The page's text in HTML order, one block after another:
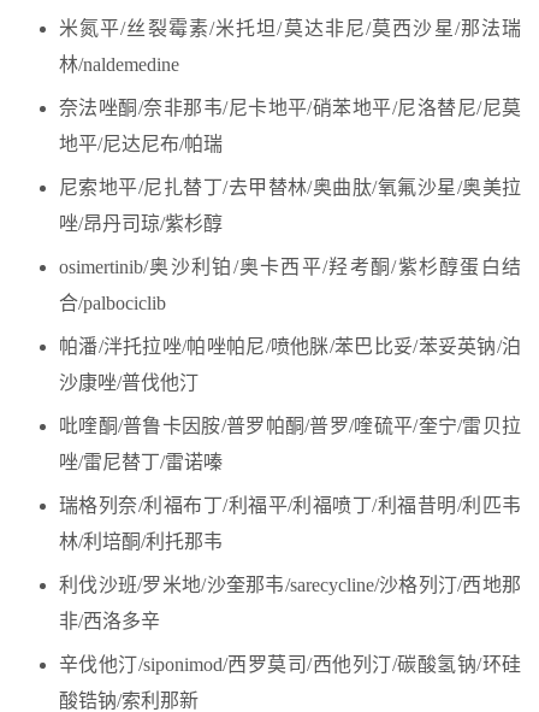
米氮平/丝裂霉素/米托坦/莫达非尼/莫西沙星/那法瑞
林/naldemedine
奈法唑酮/奈非那韦/尼卡地平/硝苯地平/尼洛替尼/尼莫
地平/尼达尼布/帕瑞
尼索地平/尼扎替丁/去甲替林/奥曲肽/氧氟沙星/奥美拉
唑/昂丹司琼/紫杉醇
osimertinib/奥沙利铂/奥卡西平/羟考酮/紫杉醇蛋白结
合/palbociclib
帕潘/泮托拉唑/帕唑帕尼/喷他脒/苯巴比妥/苯妥英钠/泊
沙康唑/普伐他汀
吡喹酮/普鲁卡因胺/普罗帕酮/普罗/喹硫平/奎宁/雷贝拉
唑/雷尼替丁/雷诺嗪
瑞格列奈/利福布丁/利福平/利福喷丁/利福昔明/利匹韦
林/利培酮/利托那韦
利伐沙班/罗米地/沙奎那韦/sarecycline/沙格列汀/西地那
非/西洛多辛
辛伐他汀/siponimod/西罗莫司/西他列汀/碳酸氢钠/环硅
酸锆钠/索利那新